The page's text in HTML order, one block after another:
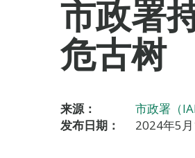
市政署
危古树
来源：
市政署（
发布日期：
2024年5